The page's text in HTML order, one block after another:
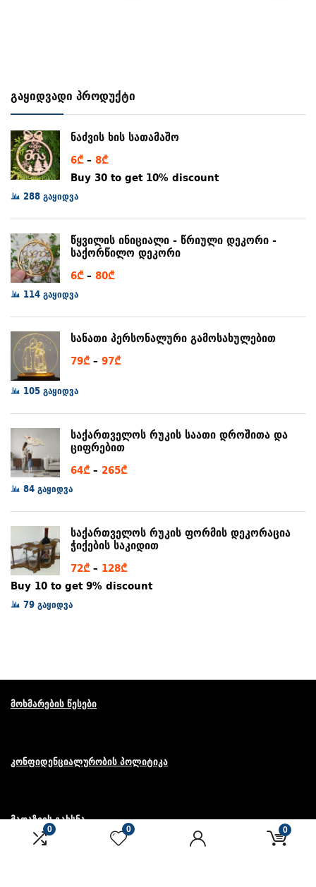
0 0 0
გაყიდვადი პროდუქტი
ნაძვის ხის სათამაშო
6₾ – 8₾Price
range:
Buy 30 to get 10% discount
288 გაყიდვა
წყვილის ინიციალი - წრიული დეკორი -
საქორწილო დეკორი
6₾ – 80₾Price
80₾
114 გაყიდვა
სანათი პერსონალური გამოსახულებით
79₾ – 97₾Price
through
97₾
105 გაყიდვა
საქართველოს რუკის საათი დროშითა და
ციფრებით
64₾ – 265₾Price
265₾
84 გაყიდვა
საქართველოს რუკის ფორმის დეკორაცია
ჭიქების საკიდით
72₾ – 128₾Price
range:
Buy 10 to get 9% discount
79 გაყიდვა
მოხმარების წესები
კონფიდენციალურობის პოლიტიკა
მაღაზიის გახსნა